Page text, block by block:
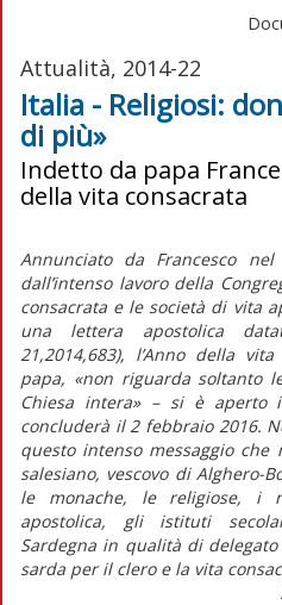
Attualità, 2014-22
Italia - Religiosi:
di più»
Indetto da papa
della vita consacrata
Annunciato da Francesco
dall’intenso lavoro della
consacrata e le società di vita
una lettera apostolica
21,2014,683), l’Anno della
papa, «non riguarda soltanto
Chiesa intera» – si è aperto
concluderà il 2 febbraio 2016.
questo intenso messaggio
salesiano, vescovo di Alghero-
le monache, le religiose, i
apostolica, gli istituti
Sardegna in qualità di
sarda per il clero e la vita